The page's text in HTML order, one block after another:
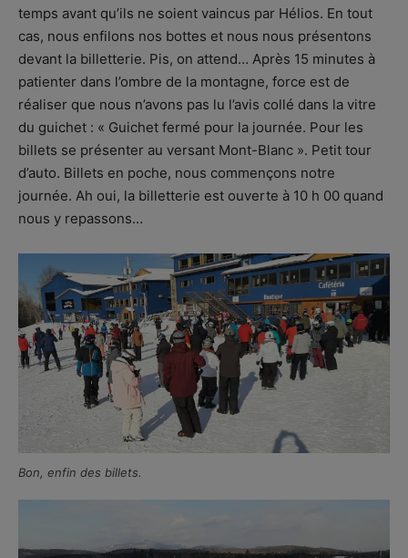
temps avant qu’ils ne soient vaincus par Hélios. En tout
cas, nous enfilons nos bottes et nous nous présentons
devant la billetterie. Pis, on attend… Après 15 minutes à
patienter dans l’ombre de la montagne, force est de
réaliser que nous n’avons pas lu l’avis collé dans la vitre
du guichet : « Guichet fermé pour la journée. Pour les
billets se présenter au versant Mont-Blanc ». Petit tour
d’auto. Billets en poche, nous commençons notre
journée. Ah oui, la billetterie est ouverte à 10 h 00 quand
nous y repassons…
Bon, enfin des billets.